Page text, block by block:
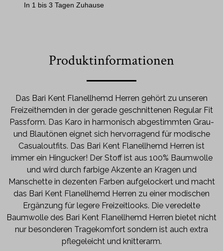
In 1 bis 3 Tagen Zuhause
Produktinformationen
Das Bari Kent Flanellhemd Herren gehört zu unseren
Freizeithemden in der gerade geschnittenen Regular Fit
Passform. Das Karo in harmonisch abgestimmten Grau-
und Blautönen eignet sich hervorragend für modische
Casualoutfits. Das Bari Kent Flanellhemd Herren ist
immer ein Hingucker! Der Stoff ist aus 100% Baumwolle
und wird durch farbige Akzente an Kragen und
Manschette in dezenten Farben aufgelockert und macht
das Bari Kent Flanellhemd Herren zu einer modischen
Ergänzung für legere Freizeitlooks. Die veredelte
Baumwolle des Bari Kent Flanellhemd Herren bietet nicht
nur besonderen Tragekomfort sondern ist auch extra
pflegeleicht und knitterarm.